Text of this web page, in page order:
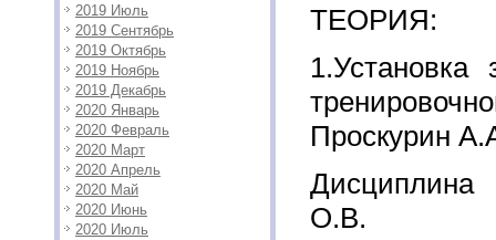
2019 Июль
2019 Сентябрь
2019 Октябрь
2019 Ноябрь
2019 Декабрь
2020 Январь
2020 Февраль
2020 Март
2020 Апрель
2020 Май
2020 Июнь
2020 Июль
ТЕОРИЯ:
1.Установка
Проскурин
О.В.